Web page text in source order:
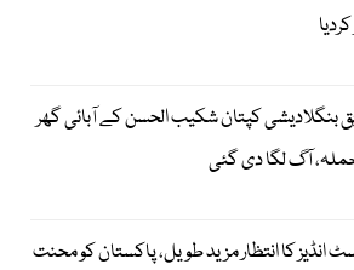
کردیا
بنگلادیشی کپتان شکیب الحسن کے آبائی گھر
آگ لگا دی گئی
انڈیز کا انتظار مزید طویل، پاکستان کو محنت